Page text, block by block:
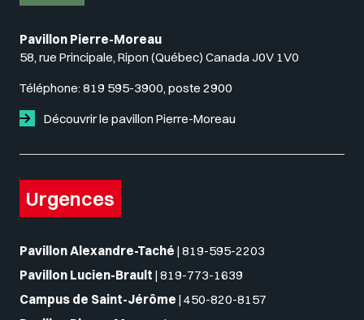
Pavillon Pierre-Moreau
58, rue Principale, Ripon (Québec) Canada J0V 1V0
Téléphone: 819 595-3900, poste 2900
Découvrir le pavillon Pierre-Moreau
Urgences
Pavillon Alexandre-Taché | 819-595-2203
Pavillon Lucien-Brault | 819-773-1639
Campus de Saint-Jérôme | 450-820-8157